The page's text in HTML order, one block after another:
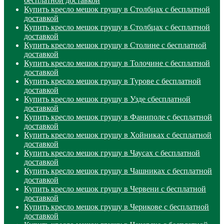
Купить кресло мешок грушу в Столбцах с бесплатной
доставкой
Купить кресло мешок грушу в Столбцах с бесплатной
доставкой
Купить кресло мешок грушу в Столине с бесплатной
доставкой
Купить кресло мешок грушу в Толочине с бесплатной
доставкой
Купить кресло мешок грушу в Турове с бесплатной
доставкой
Купить кресло мешок грушу в Узде сбесплатной
доставкой
Купить кресло мешок грушу в Фаниполе с бесплатной
доставкой
Купить кресло мешок грушу в Хойниках с бесплатной
доставкой
Купить кресло мешок грушу в Чаусах с бесплатной
доставкой
Купить кресло мешок грушу в Чашниках с бесплатной
доставкой
Купить кресло мешок грушу в Червени с бесплатной
доставкой
Купить кресло мешок грушу в Черикове с бесплатной
доставкой